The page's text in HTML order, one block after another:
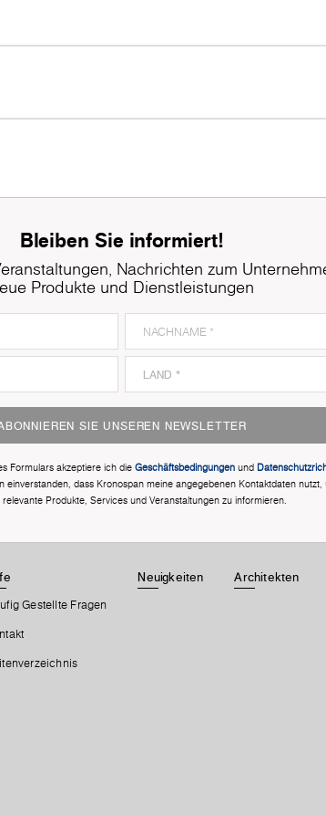
Bleiben Sie informiert!
Nachrichten zum
Produkte und Dienstleistungen
SIE UNSEREN NEWSLETTER
Formulars akzeptiere ich dieGeschäftsbedingungen und
einverstanden, dass Kronospan meine angegebenen Kontaktdaten nutzt,
Produkte, Services und Veranstaltungen zu informieren.
Gestellte Fragen
Neuigkeiten Architekten